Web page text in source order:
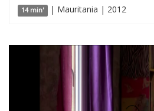
14 min' | Mauritania | 2012